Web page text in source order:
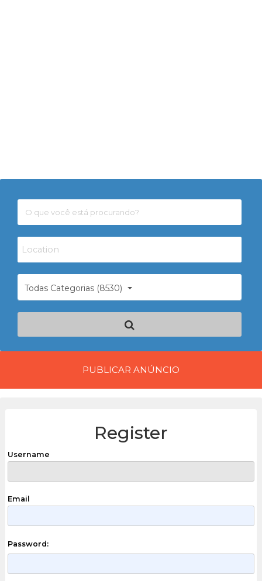
Todas Categorias (8530)
PUBLICAR ANÚNCIO
Register
Username
Email
Password: